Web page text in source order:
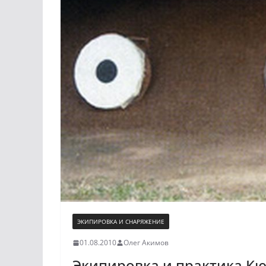
ЭКИПИРОВКА И СНАРЯЖЕНИЕ
01.08.2010 Олег Акимов